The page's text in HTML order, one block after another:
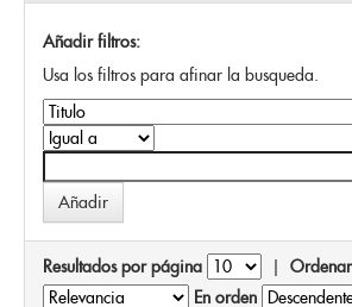
Añadir filtros:
Usa los filtros para afinar la busqueda.
Resultados por página |
En orden